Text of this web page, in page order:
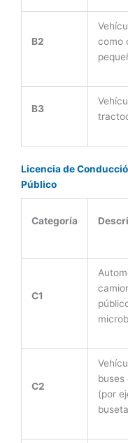
B2
como
B3
Licencia de
Público
Categoría
C1
C2
buses
(por